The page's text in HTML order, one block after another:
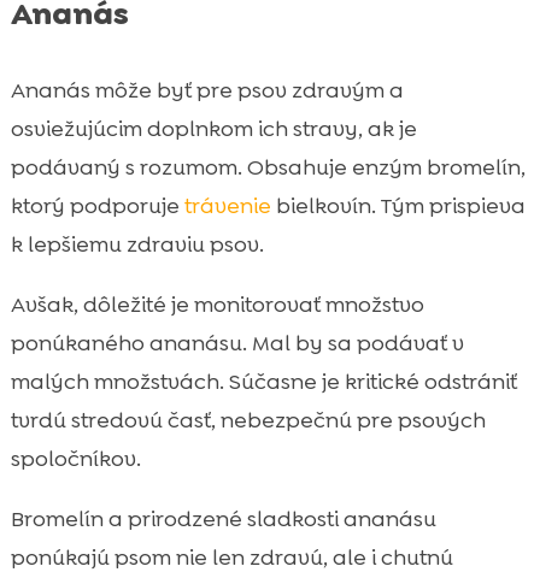
Ananás
Ananás môže byť pre psov zdravým a
osviežujúcim doplnkom ich stravy, ak je
podávaný s rozumom. Obsahuje enzým bromelín,
ktorý podporuje trávenie bielkovín. Tým prispieva
k lepšiemu zdraviu psov.
Avšak, dôležité je monitorovať množstvo
ponúkaného ananásu. Mal by sa podávať v
malých množstvách. Súčasne je kritické odstrániť
tvrdú stredovú časť, nebezpečnú pre psových
spoločníkov.
Bromelín a prirodzené sladkosti ananásu
ponúkajú psom nie len zdravú, ale i chutnú